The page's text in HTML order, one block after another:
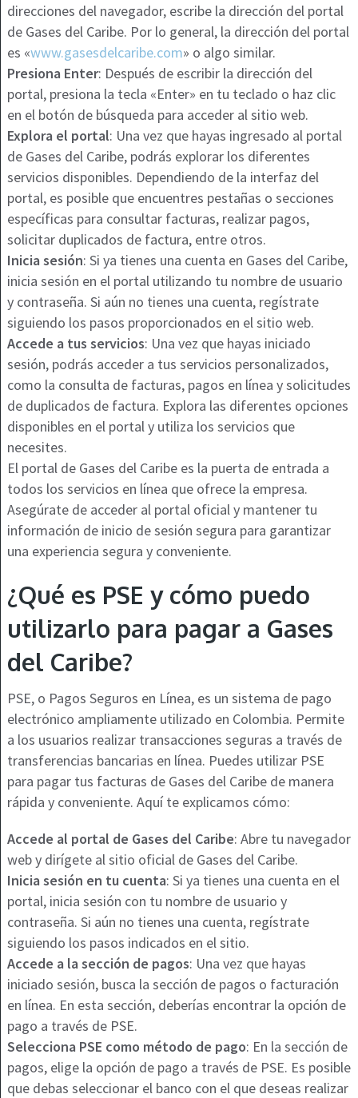
direcciones del navegador, escribe la dirección del portal
de Gases del Caribe. Por lo general, la dirección del portal
es «www.gasesdelcaribe.com» o algo similar.
Presiona Enter: Después de escribir la dirección del
portal, presiona la tecla «Enter» en tu teclado o haz clic
en el botón de búsqueda para acceder al sitio web.
Explora el portal: Una vez que hayas ingresado al portal
de Gases del Caribe, podrás explorar los diferentes
servicios disponibles. Dependiendo de la interfaz del
portal, es posible que encuentres pestañas o secciones
específicas para consultar facturas, realizar pagos,
solicitar duplicados de factura, entre otros.
Inicia sesión: Si ya tienes una cuenta en Gases del Caribe,
inicia sesión en el portal utilizando tu nombre de usuario
y contraseña. Si aún no tienes una cuenta, regístrate
siguiendo los pasos proporcionados en el sitio web.
Accede a tus servicios: Una vez que hayas iniciado
sesión, podrás acceder a tus servicios personalizados,
como la consulta de facturas, pagos en línea y solicitudes
de duplicados de factura. Explora las diferentes opciones
disponibles en el portal y utiliza los servicios que
necesites.
El portal de Gases del Caribe es la puerta de entrada a
todos los servicios en línea que ofrece la empresa.
Asegúrate de acceder al portal oficial y mantener tu
información de inicio de sesión segura para garantizar
una experiencia segura y conveniente.
¿Qué es PSE y cómo puedo
utilizarlo para pagar a Gases
del Caribe?
PSE, o Pagos Seguros en Línea, es un sistema de pago
electrónico ampliamente utilizado en Colombia. Permite
a los usuarios realizar transacciones seguras a través de
transferencias bancarias en línea. Puedes utilizar PSE
para pagar tus facturas de Gases del Caribe de manera
rápida y conveniente. Aquí te explicamos cómo:
Accede al portal de Gases del Caribe: Abre tu navegador
web y dirígete al sitio oficial de Gases del Caribe.
Inicia sesión en tu cuenta: Si ya tienes una cuenta en el
portal, inicia sesión con tu nombre de usuario y
contraseña. Si aún no tienes una cuenta, regístrate
siguiendo los pasos indicados en el sitio.
Accede a la sección de pagos: Una vez que hayas
iniciado sesión, busca la sección de pagos o facturación
en línea. En esta sección, deberías encontrar la opción de
pago a través de PSE.
Selecciona PSE como método de pago: En la sección de
pagos, elige la opción de pago a través de PSE. Es posible
que debas seleccionar el banco con el que deseas realizar